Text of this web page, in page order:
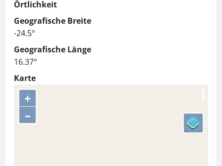
Örtlichkeit
Geografische Breite
-24.5°
Geografische Länge
16.37°
Karte
+
–